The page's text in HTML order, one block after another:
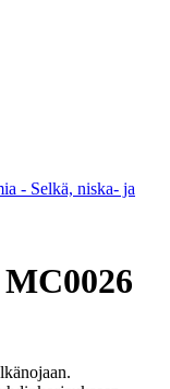
- Selkä, niska- ja